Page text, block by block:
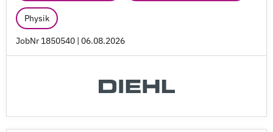
Physik
JobNr 1850540 | 06.08.2026